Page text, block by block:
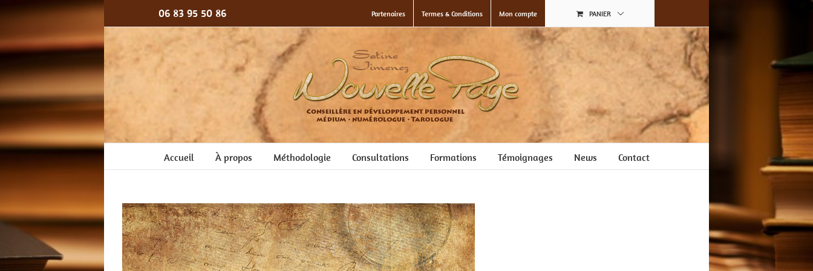
au
06 83 95 50 86 Partenaires Termes & Conditions Mon compte PANIER
Accueil À propos Méthodologie Consultations Formations Témoignages News Contact